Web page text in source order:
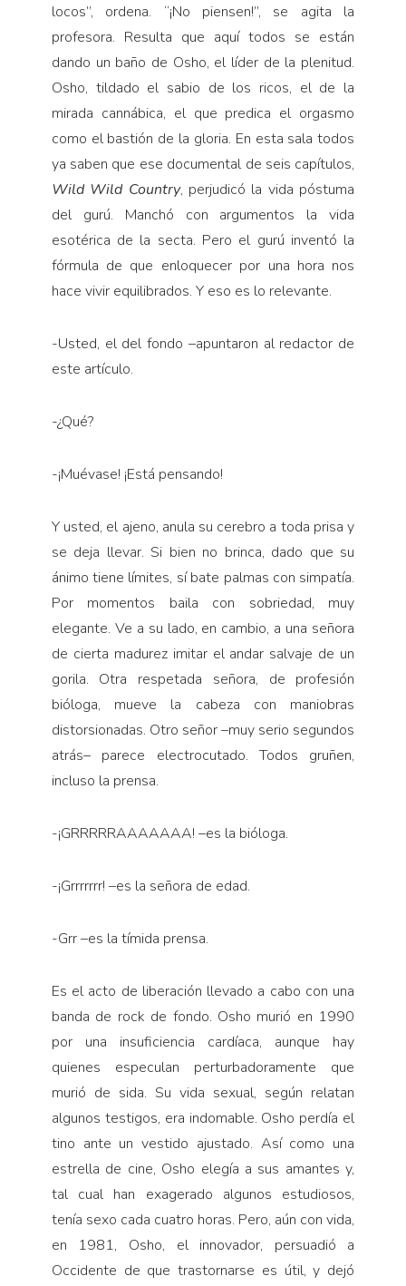
locos”, ordena. “¡No piensen!”, se agita la
profesora. Resulta que aquí todos se están
dando un baño de Osho, el líder de la plenitud.
Osho, tildado el sabio de los ricos, el de la
mirada cannábica, el que predica el orgasmo
como el bastión de la gloria. En esta sala todos
ya saben que ese documental de seis capítulos,
Wild Wild Country, perjudicó la vida póstuma
del gurú. Manchó con argumentos la vida
esotérica de la secta. Pero el gurú inventó la
fórmula de que enloquecer por una hora nos
hace vivir equilibrados. Y eso es lo relevante.
-Usted, el del fondo –apuntaron al redactor de
este artículo.
-¿Qué?
-¡Muévase! ¡Está pensando!
Y usted, el ajeno, anula su cerebro a toda prisa y
se deja llevar. Si bien no brinca, dado que su
ánimo tiene límites, sí bate palmas con simpatía.
Por momentos baila con sobriedad, muy
elegante. Ve a su lado, en cambio, a una señora
de cierta madurez imitar el andar salvaje de un
gorila. Otra respetada señora, de profesión
bióloga, mueve la cabeza con maniobras
distorsionadas. Otro señor –muy serio segundos
atrás– parece electrocutado. Todos gruñen,
incluso la prensa.
-¡GRRRRRAAAAAAA! –es la bióloga.
-¡Grrrrrrr! –es la señora de edad.
-Grr –es la tímida prensa.
Es el acto de liberación llevado a cabo con una
banda de rock de fondo. Osho murió en 1990
por una insuficiencia cardíaca, aunque hay
quienes especulan perturbadoramente que
murió de sida. Su vida sexual, según relatan
algunos testigos, era indomable. Osho perdía el
tino ante un vestido ajustado. Así como una
estrella de cine, Osho elegía a sus amantes y,
tal cual han exagerado algunos estudiosos,
tenía sexo cada cuatro horas. Pero, aún con vida,
en 1981, Osho, el innovador, persuadió a
Occidente de que trastornarse es útil, y dejó